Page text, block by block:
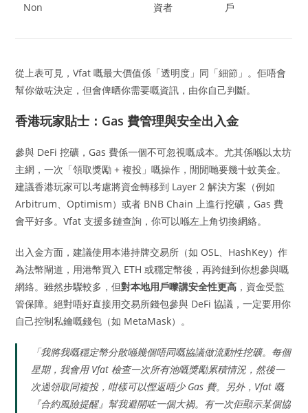
Non
資者
戶
從上表可見，Vfat 嘅最大價值係「透明度」同「細節」。佢唔會
幫你做咗決定，但會俾晒你需要嘅資訊，由你自己判斷。
香港玩家貼士：Gas 費管理與安全出入金
參與 DeFi 挖礦，Gas 費係一個不可忽視嘅成本。尤其係喺以太坊
主網，一次「領取獎勵 + 複投」嘅操作，閒閒哋要幾十蚊美金。
建議香港玩家可以考慮將資金轉移到 Layer 2 解決方案（例如
Arbitrum、Optimism）或者 BNB Chain 上進行挖礦，Gas 費
會平好多。Vfat 支援多鏈查詢，你可以喺左上角切換網絡。
出入金方面，建議使用本港持牌交易所（如 OSL、HashKey）作
為法幣閘道，用港幣買入 ETH 或穩定幣後，再跨鏈到你想參與嘅
網絡。雖然步驟較多，但對本地用戶嚟講安全性更高 ，資金受監
管保障。絕對唔好直接用交易所錢包參與 DeFi 協議，一定要用你
自己控制私鑰嘅錢包（如 MetaMask）。
「我將我嘅穩定幣分散喺幾個唔同嘅協議做流動性挖礦。每個
星期，我會用 Vfat 檢查一次所有池嘅獎勵累積情況，然後一
次過領取同複投，咁樣可以慳返唔少 Gas 費。另外，Vfat 嘅
『合約風險提醒』幫我避開咗一個大禍。有一次佢顯示某個協